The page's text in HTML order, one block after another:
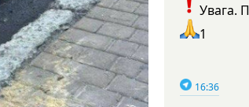
Увага.
1
16:36